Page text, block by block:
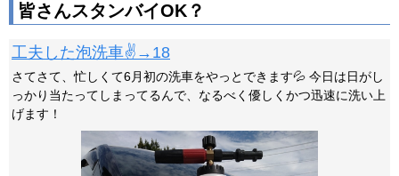
皆さんスタンバイOK？
工夫した泡洗車✌️→18
さてさて、忙しくて6月初の洗車をやっとできます💦 今日は日がし
っかり当たってしまってるんで、なるべく優しくかつ迅速に洗い上
げます！